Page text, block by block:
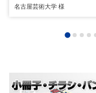
名古屋芸術大学 様